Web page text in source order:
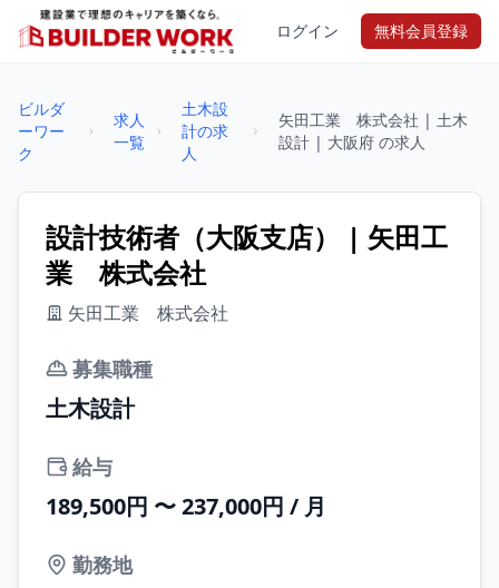
ログイン 無料会員登録
ビルダ
ーワー
ク
求人
一覧
土木設
計の求
人
矢田工業 株式会社 | 土木
設計 | 大阪府 の求人
設計技術者（大阪支店） | 矢田工
業 株式会社
矢田工業 株式会社
募集職種
土木設計
給与
189,500円 〜 237,000円 / 月
勤務地